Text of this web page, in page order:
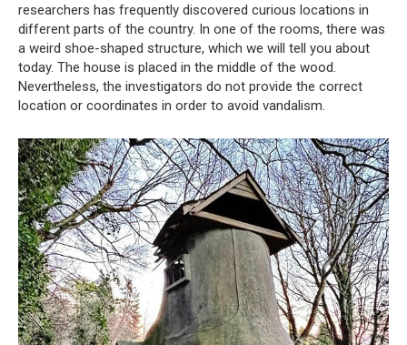
researchers has frequently discovered curious locations in
different parts of the country. In one of the rooms, there was
a weird shoe-shaped structure, which we will tell you about
today. The house is placed in the middle of the wood.
Nevertheless, the investigators do not provide the correct
location or coordinates in order to avoid vandalism.